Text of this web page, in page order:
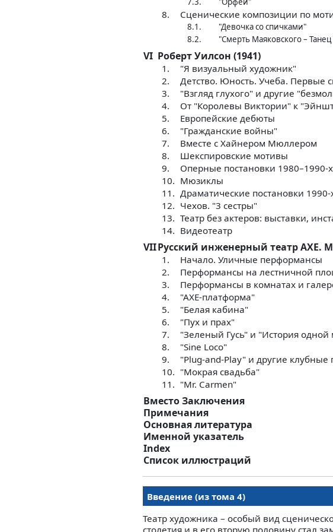
8. Сценические композиции по
8.1.
"Девочка со спичками"
8.2.
"Смерть Маяковского –
VI Роберт Уилсон (1941)
1.
"Я визуальный художник"
2.
Детство. Юность. Учеба. Первые
3.
"Взгляд глухого" и другие
4.
От "Королевы Виктории" к
5.
Европейские дебюты
6.
"Гражданские войны"
7.
Вместе с Хайнером Мюллером
8.
Шекспировские мотивы
9.
Оперные постановки 1980–1990-
10. Мюзиклы
11. Драматические постановки 1990-
12. Чехов. "3 сестры"
13. Театр без актеров: выставки,
14. Видеотеатр
VIIРусский инженерный театр АХЕ.
1.
Начало. Уличные перформансы
2.
Перформансы на лестничной
3.
Перформансы в комнатах и
4.
"АХЕ-платформа"
5.
"Белая кабина"
6.
"Пух и прах"
7.
"Зеленый Гусь" и "История одной
8.
"Sine Loco"
9.
"Plug-and-Play" и другие
10. "Мокрая свадьба"
11. "Mr. Carmen"
Вместо Заключения
Примечания
Основная литература
Именной указатель
Index
Список иллюстраций
Введение (из тома 4)
Театр художника – особый вид
столетия и в его вторую половину стал